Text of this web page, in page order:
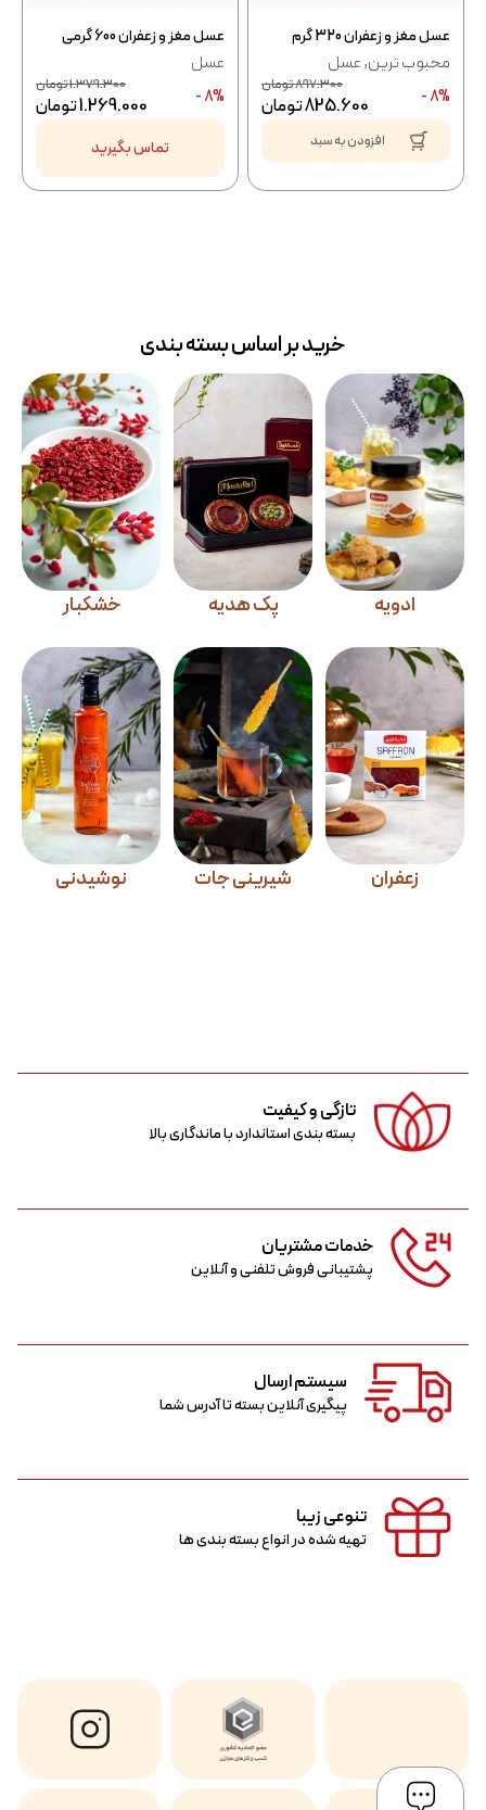
عسل مغز و زعفران 320 گرم
محبوب ترین,عسل
8% -
897.300تومان
825.600تومان
افزودن به سبد
عسل مغز و زعفران 600 گرمی
عسل
8% -
1.379.300تومان
1.269.000تومان
تماس بگیرید
خرید بر اساس بسته بندی
ادویه پک هدیه خشکبار
زعفران شیرینی جات نوشیدنی
تازگی و کیفیت
بسته بندی استاندارد با ماندگاری بالا
خدمات مشتریان
پشتیبانی فروش تلفنی و آنلاین
سیستم ارسال
پیگیری آنلاین بسته تا آدرس شما
تنوعی زیبا
تهیه شده در انواع بسته بندی ها